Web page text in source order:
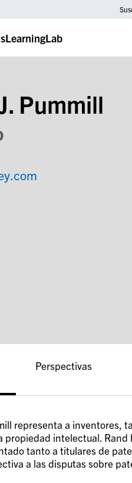
LearningLab
Pummill
representa a inventores,
propiedad intelectual.
tanto a titulares de
a las disputas sobre
Perspectivas